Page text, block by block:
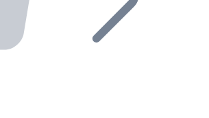
API nel tuo ecosistema.
rete di rivenditori e